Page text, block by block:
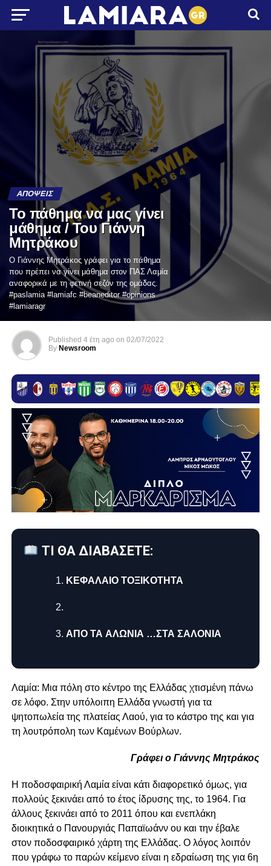
ΑΠΌΨΕΙΣ
Το πάθημα να μας γίνει
μάθημα / Του Γιάννη
Μητράκου
Ο Γιάννης Μητράκος γράφει για το πάθημα
που πρέπει να γίνει μάθημα στον ΠΑΣ Λαμία
αναφορικά με τη φετινή σεζόν της ομάδας.
#paslamia #lamiafc #beaneditor #opinions
#lamiaragr
Published 4 έτη ago on 02/07/2022
By Newsroom
ΤΙ ΘΑ ΔΙΑΒΑΣΕΤΕ:
ΚΕΦΑΛΑΙΟ ΤΟΞΙΚOΤΗΤΑ
ΑΠΟ ΤΑ ΑΛΩΝΙΑ …ΣΤΑ ΣΑΛOΝΙΑ
Λαμία: Μια πόλη στο κέντρο της Ελλάδας χτισμένη πάνω
σε λόφο. Στην υπόλοιπη Ελλάδα γνωστή για τα
ψητοπωλεία της πλατείας Λαού, για το κάστρο της και για
τη λουτρόπολη των Καμένων Βούρλων.
Γράφει ο Γιάννης Μητράκος
Η ποδοσφαιρική Λαμία είναι κάτι διαφορετικό όμως, για
πολλούς ξεκινάει από το έτος ίδρυσης της, το 1964. Για
άλλους ξεκινάει από το 2011 όπου και ενεπλάκη
διοικητικά ο Πανουργιάς Παπαϊωάνν ου και την έβαλε
στον ποδοσφαιρικό χάρτη της Ελλάδας. Ο λόγος λοιπόν
που γράφω το παρών κείμενο είναι η εδραίωση της για 6η